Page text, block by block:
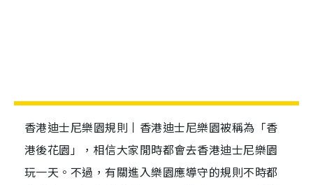
香港迪士尼樂園規則丨香港迪士尼樂園被稱為「香
港後花園」，相信大家閒時都會去香港迪士尼樂園
玩一天。不過，有關進入樂園應導守的規則不時都